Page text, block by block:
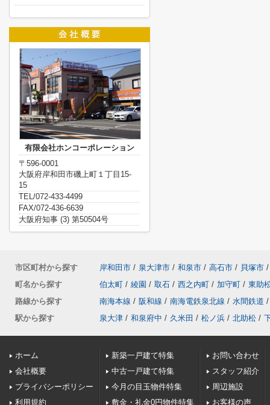
有限会社ホンコーポレーション
〒596-0001
大阪府岸和田市磯上町１丁目15-
15
TEL/072-433-4499
FAX/072-436-6639
大阪府知事 (3) 第50504号
市区町村から探す 岸和田市 / 泉大津市 / 和泉市 / 高石市 / 貝塚市 /
町名から探す
伯太町 / 綾園 / 取石 / 西之内町 / 加守町 / 東助
路線から探す
南海本線 / 阪和線 / 南海電鉄泉北線 / 水間鉄道 /
駅から探す
泉大津 / 和泉府中 / 久米田 / 松ノ浜 / 北助松 /
ホーム
会社概要
プライバシーポリシー
利用規約
新築一戸建て特集
中古一戸建て特集
今月の目玉物件特集
敷金・礼金0円物件特集
お問い合わせ
スタッフ紹介
周辺施設
お客様の声